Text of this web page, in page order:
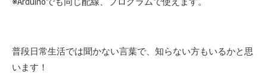
普段日常生活では聞かない言葉で、知らない方もいるかと思
います！